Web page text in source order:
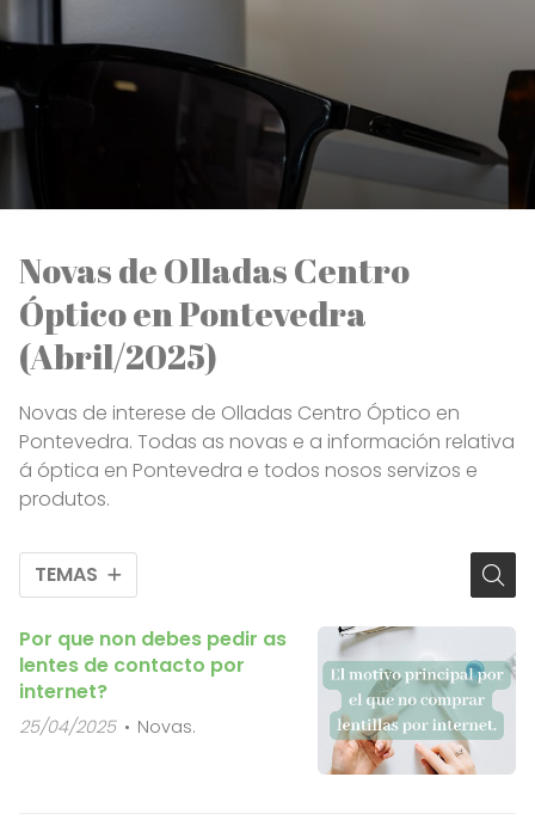
Novas de Olladas Centro
Óptico en Pontevedra
(Abril/2025)
Novas de interese de Olladas Centro Óptico en
Pontevedra. Todas as novas e a información relativa
á óptica en Pontevedra e todos nosos servizos e
produtos.
TEMAS
Por que non debes pedir as
lentes de contacto por
internet?
25/04/2025 Novas.